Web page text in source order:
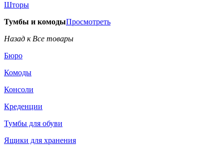
Шторы
Тумбы и комодыПросмотреть
Назад к Все товары
Бюро
Комоды
Консоли
Креденции
Тумбы для обуви
Ящики для хранения